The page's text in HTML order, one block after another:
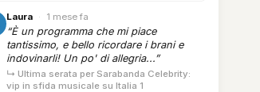
Laura · 1 mese fa
“È un programma che mi piace
tantissimo, e bello ricordare i brani e
indovinarli! Un po' di allegria...”
↳ Ultima serata per Sarabanda Celebrity:
vip in sfida musicale su Italia 1